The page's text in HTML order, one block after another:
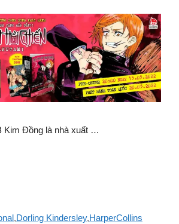
Kim Đồng là nhà xuất …
,Dorling Kindersley,HarperCollins